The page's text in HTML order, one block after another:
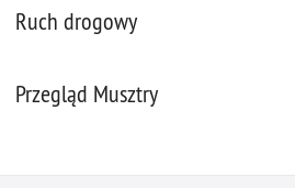
Ruch drogowy
Przegląd Musztry